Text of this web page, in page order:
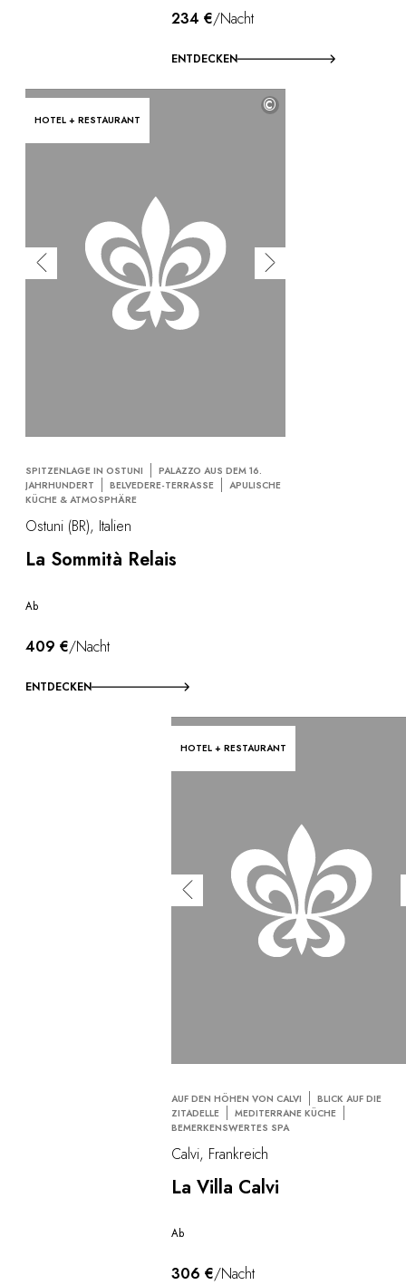
234 €/Nacht
ENTDECKEN
HOTEL + RESTAURANT
©
SPITZENLAGE IN OSTUNI
PALAZZO AUS DEM 16.
JAHRHUNDERT
BELVEDERE-TERRASSE
APULISCHE
KÜCHE & ATMOSPHÄRE
Ostuni (BR), Italien
La Sommità Relais
Ab
409 €/Nacht
ENTDECKEN
HOTEL + RESTAURANT
AUF DEN HÖHEN VON CALVI
BLICK AUF DIE
ZITADELLE
MEDITERRANE KÜCHE
BEMERKENSWERTES SPA
Calvi, Frankreich
La Villa Calvi
Ab
306 €/Nacht